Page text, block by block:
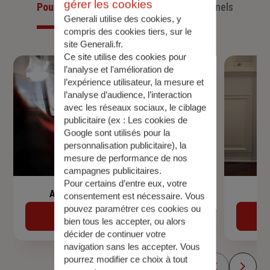
Pour les particuliersPour les professionnels
Assurance de prêt immobilier
Découvrir
gérer les cookies
Generali utilise des cookies, y
compris des cookies tiers, sur le
site Generali.fr.
Ce site utilise des cookies pour
l’analyse et l'amélioration de
l’expérience utilisateur, la mesure et
l’analyse d’audience, l’interaction
avec les réseaux sociaux, le ciblage
publicitaire (ex : Les cookies de
Google sont utilisés pour la
personnalisation publicitaire), la
mesure de performance de nos
campagnes publicitaires.
Pour certains d’entre eux, votre
consentement est nécessaire. Vous
pouvez paramétrer ces cookies ou
bien tous les accepter, ou alors
décider de continuer votre
navigation sans les accepter. Vous
pourrez modifier ce choix à tout